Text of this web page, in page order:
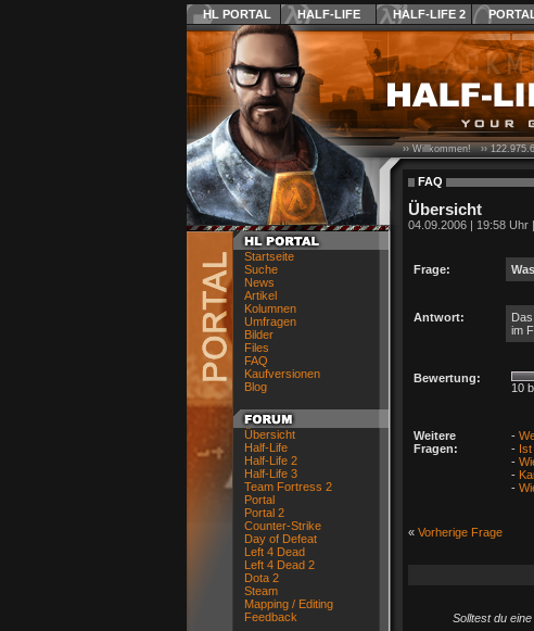
HL PORTAL HALF-LIFE HALF-LIFE 2
Startseite
Suche
News
Artikel
Kolumnen
Umfragen
Bilder
Files
FAQ
Kaufversionen
Blog
Übersicht
Half-Life
Half-Life 2
Half-Life 3
Team Fortress 2
Portal
Portal 2
Counter-Strike
Day of Defeat
Left 4 Dead
Left 4 Dead 2
Dota 2
Steam
Mapping / Editing
Feedback
›› Willkommen! ››
FAQ
Übersicht
04.09.2006 | 19:58 Uhr |
Frage:
Antwort:
im
Bewertung:
10
Weitere
Fragen:
-
- Ist
-
-
-
« Vorherige Frage
Solltest du